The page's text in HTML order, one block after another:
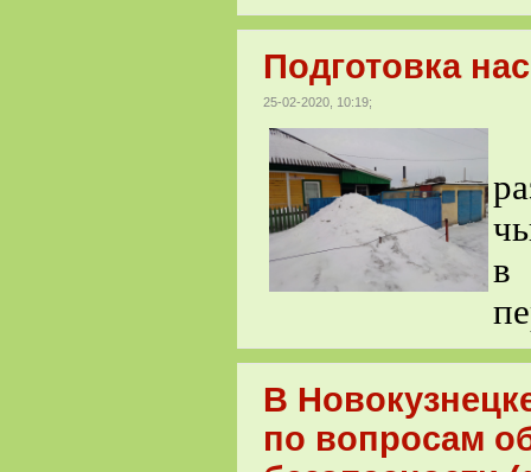
Подготовка
25-02-2020, 10:19;
в
В
по вопросам